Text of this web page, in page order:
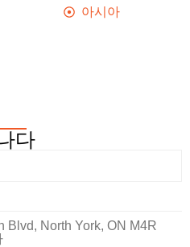
아시아
다
Blvd, North York, ON M4R